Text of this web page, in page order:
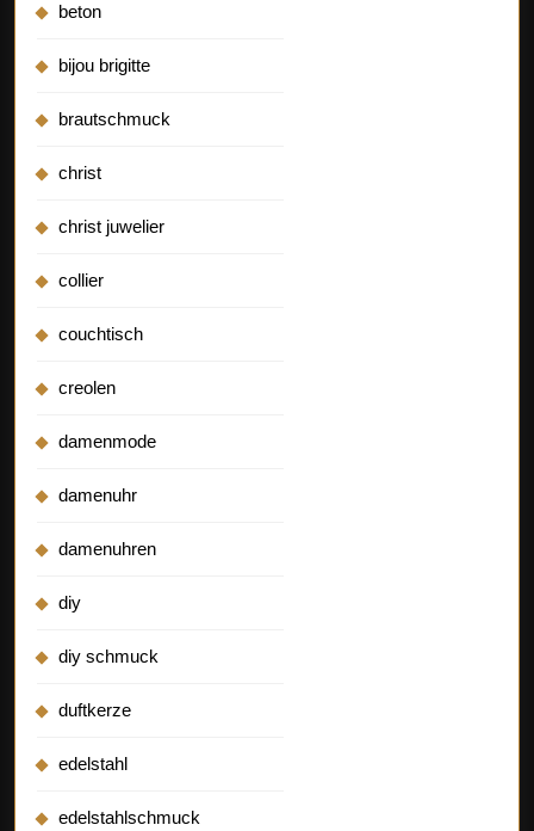
beton
bijou brigitte
brautschmuck
christ
christ juwelier
collier
couchtisch
creolen
damenmode
damenuhr
damenuhren
diy
diy schmuck
duftkerze
edelstahl
edelstahlschmuck